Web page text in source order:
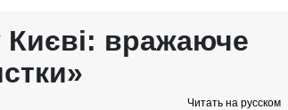
Києві: вражаюче
Читать на русском